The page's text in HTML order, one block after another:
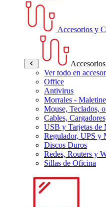
Accesorios y
Ver todo en
Office
Antivirus
Morrales -
Mouse, Teclados,
Cables,
USB y Tarjetas de
Regulador, UPS y
Discos Duros
Redes, Routers y
Sillas de Oficina